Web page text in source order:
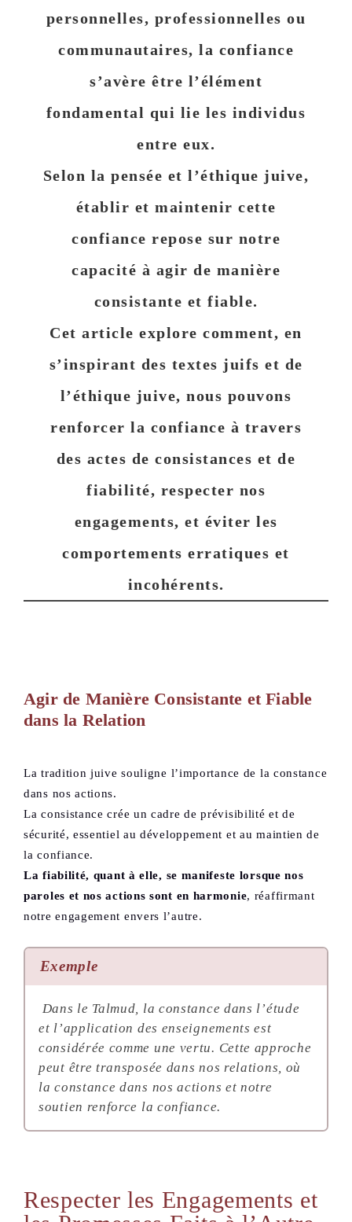
personnelles, professionnelles ou
communautaires, la confiance
s’avère être l’élément
fondamental qui lie les individus
entre eux.
Selon la pensée et l’éthique juive,
établir et maintenir cette
confiance repose sur notre
capacité à agir de manière
consistante et fiable.
Cet article explore comment, en
s’inspirant des textes juifs et de
l’éthique juive, nous pouvons
renforcer la confiance à travers
des actes de consistances et de
fiabilité, respecter nos
engagements, et éviter les
comportements erratiques et
incohérents.
Agir de Manière Consistante et Fiable
dans la Relation
La tradition juive souligne l’importance de la constance
dans nos actions.
La consistance crée un cadre de prévisibilité et de
sécurité, essentiel au développement et au maintien de
la confiance.
La fiabilité, quant à elle, se manifeste lorsque nos
paroles et nos actions sont en harmonie, réaffirmant
notre engagement envers l’autre.
Exemple
Dans le Talmud, la constance dans l’étude
et l’application des enseignements est
considérée comme une vertu. Cette approche
peut être transposée dans nos relations, où
la constance dans nos actions et notre
soutien renforce la confiance.
Respecter les Engagements et